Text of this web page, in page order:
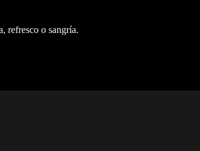
refresco o sangría.